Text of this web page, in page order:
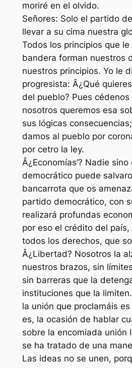
moriré en el olvido.
Señores: Solo el partido
llevar a su cima nuestra
Todos los principios que
bandera forman nuestros
nuestros principios. Yo le
progresista: Â¿Qué
del pueblo? Pues
nosotros queremos esa
sus lógicas
damos al pueblo por
por cetro la ley.
Â¿Economías’? Nadie
democrático puede
bancarrota que os
partido democrático, con
realizará profundas
por eso el crédito del país,
todos los derechos, que
Â¿Libertad? Nosotros la
nuestros brazos, sin
sin barreras que la
instituciones que la
la unión que proclamáis
es, la ocasión de hablar
sobre la encomiada unión
se ha tratado de una
Las ideas no se unen,